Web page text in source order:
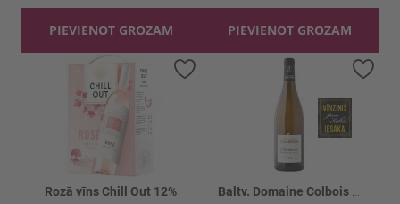
PIEVIENOT GROZAM PIEVIENOT GROZAM
Rozā vīns Chill Out 12%
Pievienot vēlmju sarakstam